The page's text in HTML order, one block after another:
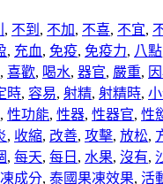
, 不到 , 不加, 不喜, 不宜,
, 充血, 免疫, 免疫力, 八點
, 喜歡, 喝水, 器官, 嚴重,
時, 容易, 射精, 射精時,
, 性功能, 性器, 性器官, 性
, 收縮, 改善, 攻擊, 放松,
, 每天, 每日 , 水果, 沒有,
成分, 泰國果凍效果, 活